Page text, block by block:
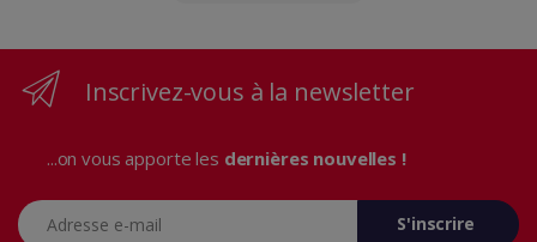
Inscrivez-vous à la newsletter
...on vous apporte les dernières nouvelles !
Adresse e-mail
S'inscrire